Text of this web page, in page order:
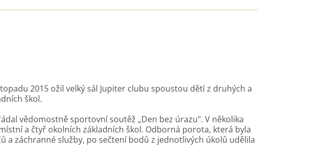
2015 ožil velký sál Jupiter clubu spoustou dětí z druhých a
škol.
vědomostně sportovní soutěž „Den bez úrazu". V několika
a čtyř okolních základních škol. Odborná porota, která byla
a záchranné služby, po sečtení bodů z jednotlivých úkolů udělila